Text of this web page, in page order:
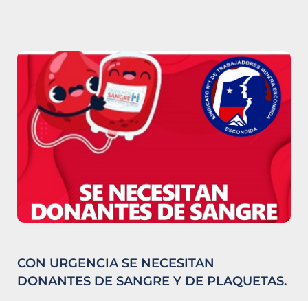
CON URGENCIA SE NECESITAN
DONANTES DE SANGRE Y DE PLAQUETAS.